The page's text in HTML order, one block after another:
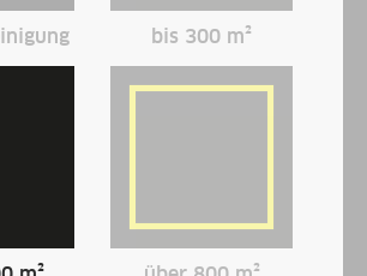
bis 300 m²